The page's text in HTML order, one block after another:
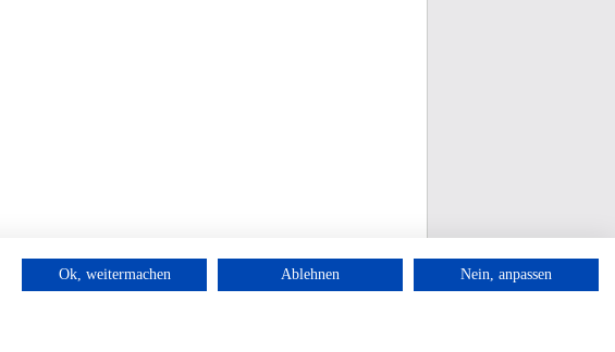
Ok, weitermachen Ablehnen Nein, anpassen